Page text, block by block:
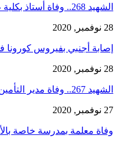
الشهيد 268.. وفاة أستاذ بكلية طب أسيوط بفيروس كورونا
28 نوفمبر, 2020
إصابة أجنبي بفيروس كورونا
28 نوفمبر, 2020
الشهيد 267.. وفاة مدير التأمين الصحي بالقليوبية بفيروس كورونا
27 نوفمبر, 2020
وفاة معلمة بمدرسة خاصة